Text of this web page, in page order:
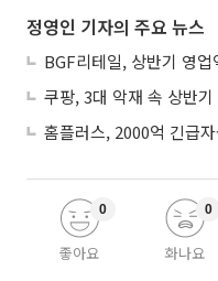
정영인 기자의 주요 뉴스
좋아요
0
화나요
0